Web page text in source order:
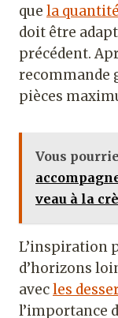
que la
doit être
précédent.
recommande
pièces
Vous
veau à la
L’inspiration
d’horizons
avecles
l’importance